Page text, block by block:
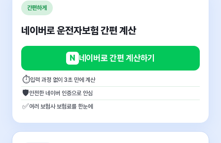
간편하게
네이버로 운전자보험 간편 계산
N 네이버로 간편 계산하기
⏱입력 과정 없이 3초 만에 계산
🛡안전한 네이버 인증으로 안심
✅여러 보험사 보험료를 한눈에